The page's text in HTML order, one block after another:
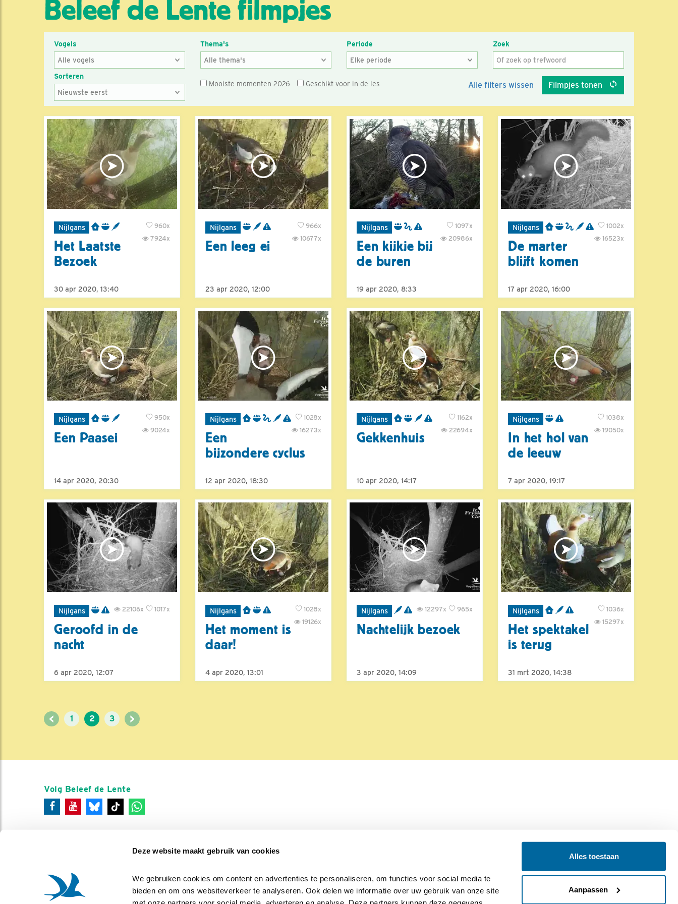
Deze website maakt gebruik van cookies
We gebruiken cookies om content en advertenties te personaliseren, om functies voor social media te
bieden en om ons websiteverkeer te analyseren. Ook delen we informatie over uw gebruik van onze site
Alles toestaan
Aanpassen
Beleef de Lente filmpjes
Vogels Thema's Periode Zoek
Sorteren
Alle filters wissen Filmpjes tonen
Mooiste momenten 2026 Geschikt voor in de les
Nijlgans
960x
7924x
Het Laatste
Bezoek
30 apr 2020, 13:40
Nijlgans
966x
10677x
Een leeg ei
23 apr 2020, 12:00
Nijlgans
1097x
20986x
Een kijkje bij
de buren
19 apr 2020, 8:33
Nijlgans
1002x
16523x
De marter
blijft komen
17 apr 2020, 16:00
Nijlgans
950x
9024x
Een Paasei
14 apr 2020, 20:30
Nijlgans
1028x
16273x
Een
bijzondere cyclus
12 apr 2020, 18:30
Nijlgans
1162x
22694x
Gekkenhuis
10 apr 2020, 14:17
Nijlgans
1038x
19050x
In het hol van
de leeuw
7 apr 2020, 19:17
Nijlgans 1017x
22106x
Geroofd in de
nacht
6 apr 2020, 12:07
Nijlgans
1028x
19126x
Het moment is
daar!
4 apr 2020, 13:01
Nijlgans 965x
12297x
Nachtelijk bezoek
3 apr 2020, 14:09
Nijlgans
1036x
15297x
Het spektakel
is terug
31 mrt 2020, 14:38
< 1 2 3 >
Volg Beleef de Lente
Colofon